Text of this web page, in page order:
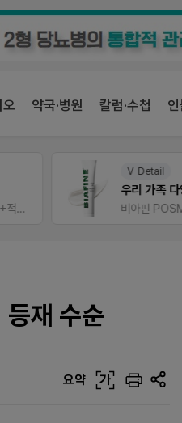
오 약국·병원 칼럼·수첩 인
지!
V-Detail
비아핀 POSM 신
재 수순
요약 가